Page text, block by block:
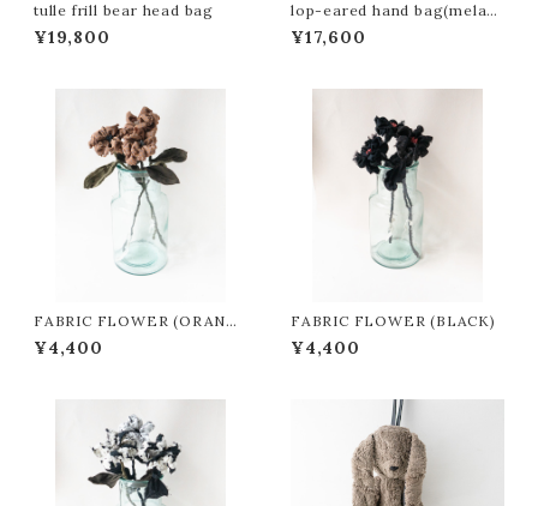
tulle frill bear head bag
¥19,800
lop-eared hand bag(melan
ge charcoal)
¥17,600
FABRIC FLOWER (ORANG
E DOT)
¥4,400
FABRIC FLOWER (BLACK)
¥4,400